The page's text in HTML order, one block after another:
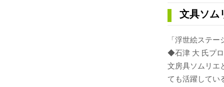
文具ソム
「浮世絵ステ
◆石津 大 氏プ
文房具ソムリエ
ても活躍してい